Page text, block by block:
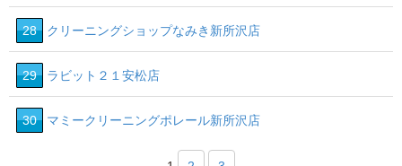
28 クリーニングショップなみき新所沢店
29 ラビット２１安松店
30 マミークリーニングポレール新所沢店